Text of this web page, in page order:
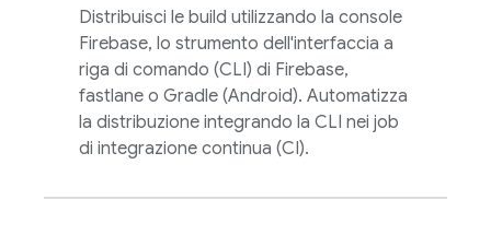
Distribuisci le build utilizzando la console
Firebase, lo strumento dell'interfaccia a
riga di comando (CLI) di Firebase,
fastlane o Gradle (Android). Automatizza
la distribuzione integrando la CLI nei job
di integrazione continua (CI).